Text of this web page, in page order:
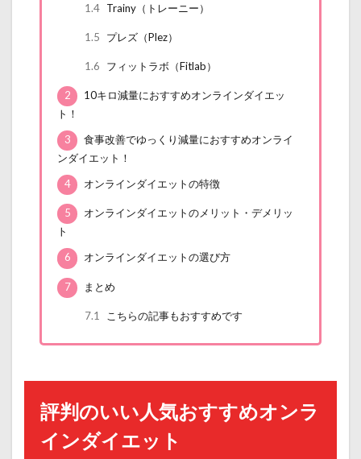
1.4 Trainy（トレーニー）
1.5 プレズ（Plez）
1.6 フィットラボ（Fitlab）
2
10キロ減量におすすめオンラインダイエッ
ト！
3
食事改善でゆっくり減量におすすめオンライ
ンダイエット！
4
オンラインダイエットの特徴
5
オンラインダイエットのメリット・デメリッ
ト
6
オンラインダイエットの選び方
7 まとめ
7.1 こちらの記事もおすすめです
評判のいい人気おすすめオンラ
インダイエット